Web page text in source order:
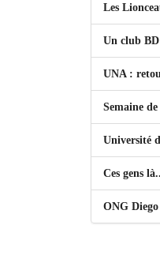
Les
Un club
UNA :
Semaine
Université
Ces gens
ONG